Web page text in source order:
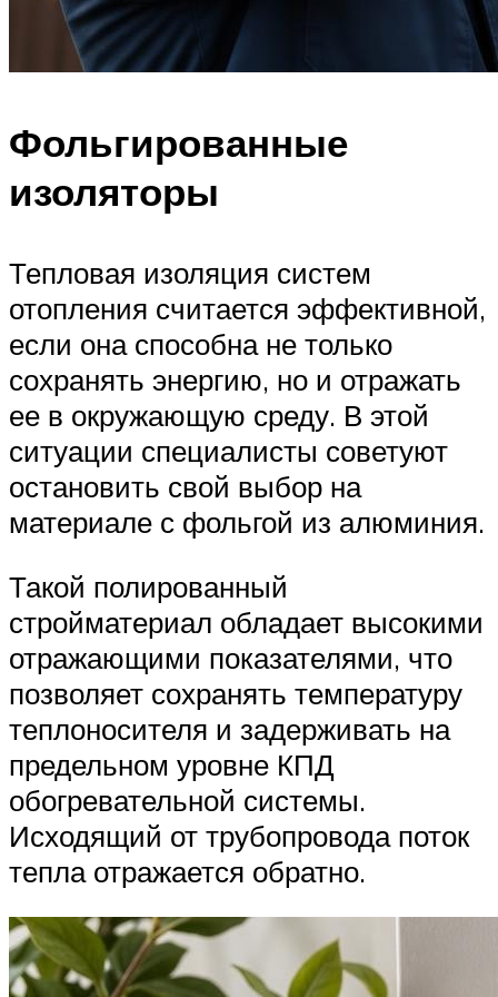
Фольгированные
изоляторы
Тепловая изоляция систем
отопления считается эффективной,
если она способна не только
сохранять энергию, но и отражать
ее в окружающую среду. В этой
ситуации специалисты советуют
остановить свой выбор на
материале с фольгой из алюминия.
Такой полированный
стройматериал обладает высокими
отражающими показателями, что
позволяет сохранять температуру
теплоносителя и задерживать на
предельном уровне КПД
обогревательной системы.
Исходящий от трубопровода поток
тепла отражается обратно.